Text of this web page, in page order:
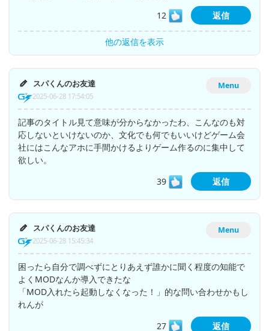
12
返信
他の返信を表示
Menu
スパくんのお友達
2025-06-28 17:54:05
記事のタイトル見て意味が分からなかったわ、こんなのも対
応しないといけないのか、文化でも何でもいいけどゲーム会
社にはこんなアホに手間かけるよりゲーム作るのに集中して
欲しい。
39
返信
Menu
スパくんのお友達
2025-06-28 15:45:34
困ったら自分で調べずにとりあえず誰かに聞く程度の知能で
よくMODなんか導入できたな
「MOD入れたら起動しなくなった！」的な問い合わせかもし
れんが
27
返信